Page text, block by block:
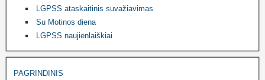
LGPSS ataskaitinis suvažiavimas
Su Motinos diena
LGPSS naujienlaiškiai
PAGRINDINIS